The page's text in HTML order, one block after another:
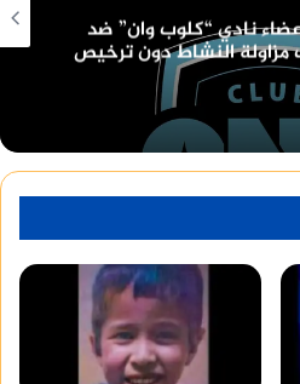
وعدد الأدوار المسموح
بها